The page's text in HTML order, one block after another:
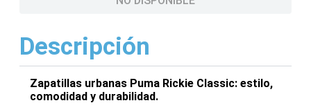
Descripción
Zapatillas urbanas Puma Rickie Classic: estilo,
comodidad y durabilidad.